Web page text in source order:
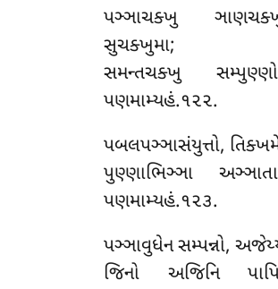
પઞ્ઞાચક્ખુ
સુચક્ખુમા;
સમન્તચક્ખુ
પણમામ્યહં.૧૨૨.
પબલપઞ્ઞાસંયુત્તો,
પુણ્ણાભિઞ્ઞા
પણમામ્યહં.૧૨૩.
પઞ્ઞાવુધેન સમ્પન્નો,
જિનો અજિનિ